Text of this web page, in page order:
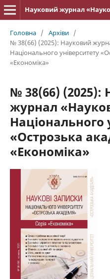
Головна / Архіви /
№ 38(66) (2025): Науковий
Національного університету
«Економіка»
№ 38(66) (2025):
журнал
Національного
«Острозька
«Економіка»